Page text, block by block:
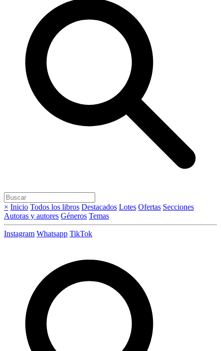
× Inicio Todos los libros Destacados Lotes Ofertas Secciones
Autoras y autores Géneros Temas
Instagram Whatsapp TikTok